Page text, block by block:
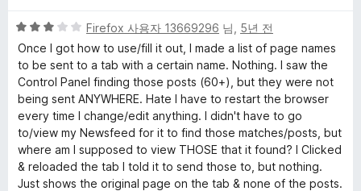
점
점
에
5
점
5
점
만
점
에
3
점
Firefox 사용자 13669296 님, 5년 전
Once I got how to use/fill it out, I made a list of page names
to be sent to a tab with a certain name. Nothing. I saw the
Control Panel finding those posts (60+), but they were not
being sent ANYWHERE. Hate I have to restart the browser
every time I change/edit anything. I didn't have to go
to/view my Newsfeed for it to find those matches/posts, but
where am I supposed to view THOSE that it found? I Clicked
& reloaded the tab I told it to send those to, but nothing.
Just shows the original page on the tab & none of the posts.